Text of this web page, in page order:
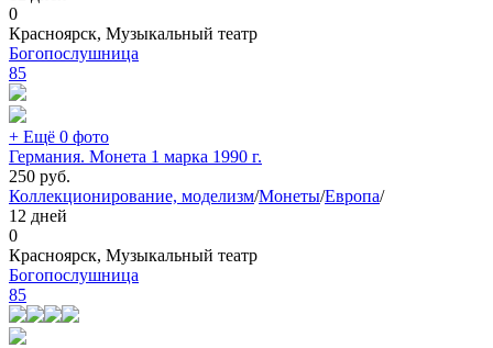
0
Красноярск, Музыкальный театр
Богопослушница
85
+ Ещё 0 фото
Германия. Монета 1 марка 1990 г.
250 руб.
Коллекционирование, моделизм/Монеты/Европа/
12 дней
0
Красноярск, Музыкальный театр
Богопослушница
85